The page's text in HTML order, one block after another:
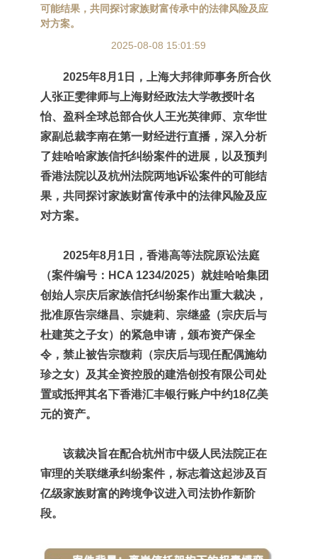
可能结果，共同探讨家族财富传承中的法律风险及应
对方案。
2025-08-08 15:01:59
2025年8月1日，上海大邦律师事务所合伙
人张正雯律师与上海财经政法大学教授叶名
怡、盈科全球总部合伙人王光英律师、京华世
家副总裁李南在第一财经进行直播，深入分析
了娃哈哈家族信托纠纷案件的进展，以及预判
香港法院以及杭州法院两地诉讼案件的可能结
果，共同探讨家族财富传承中的法律风险及应
对方案。
2025年8月1日，香港高等法院原讼法庭
（案件编号：HCA 1234/2025）就娃哈哈集团
创始人宗庆后家族信托纠纷案作出重大裁决，
批准原告宗继昌、宗婕莉、宗继盛（宗庆后与
杜建英之子女）的紧急申请，颁布资产保全
令，禁止被告宗馥莉（宗庆后与现任配偶施幼
珍之女）及其全资控股的建浩创投有限公司处
置或抵押其名下香港汇丰银行账户中约18亿美
元的资产。
该裁决旨在配合杭州市中级人民法院正在
审理的关联继承纠纷案件，标志着这起涉及百
亿级家族财富的跨境争议进入司法协作新阶
段。